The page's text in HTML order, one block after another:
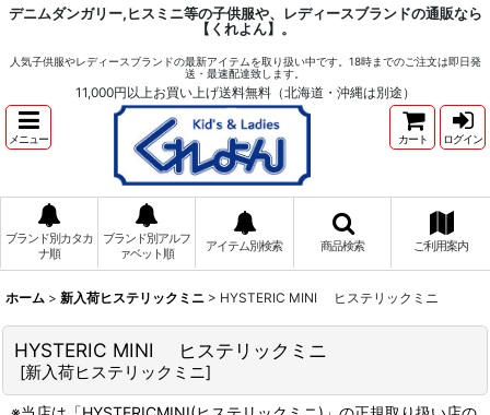
デニムダンガリー,ヒスミニ等の子供服や、レディースブランドの通販なら
【くれよん】。
人気子供服やレディースブランドの最新アイテムを取り扱い中です。18時までのご注文は即日発
送・最速配達致します。
11,000円以上お買い上げ送料無料（北海道・沖縄は別途）
メニュー カート ログイン
ブランド別カタカ
ナ順
ブランド別アルフ
ァベット順
アイテム別検索 商品検索 ご利用案内
ホーム > 新入荷ヒステリックミニ > HYSTERIC MINI ヒステリックミニ
HYSTERIC MINI ヒステリックミニ
[新入荷ヒステリックミニ]